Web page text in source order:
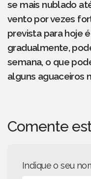
se mais nublado
vento por vezes
prevista para hoje
gradualmente,
semana, o que
alguns aguaceiros
Comente
Indique o seu